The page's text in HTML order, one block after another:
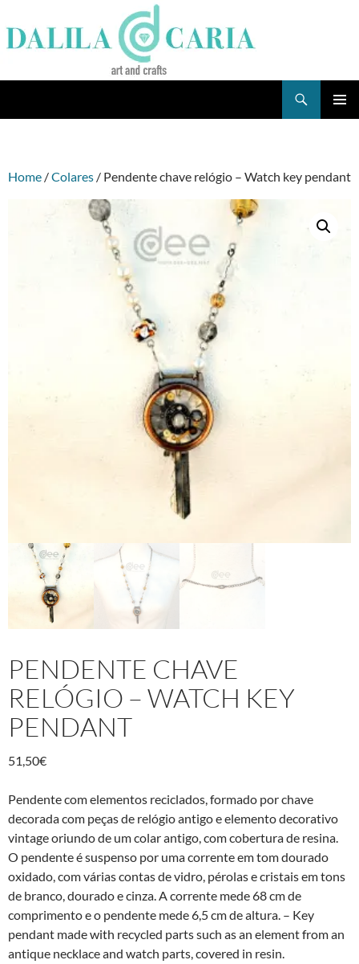
to
content
Home /Colares / Pendente chave relógio – Watch key pendant
PENDENTE CHAVE
RELÓGIO – WATCH KEY
PENDANT
51,50€
Pendente com elementos reciclados, formado por chave
decorada com peças de relógio antigo e elemento decorativo
vintage oriundo de um colar antigo, com cobertura de resina.
O pendente é suspenso por uma corrente em tom dourado
oxidado, com várias contas de vidro, pérolas e cristais em tons
de branco, dourado e cinza. A corrente mede 68 cm de
comprimento e o pendente mede 6,5 cm de altura. – Key
pendant made with recycled parts such as an element from an
antique necklace and watch parts, covered in resin.